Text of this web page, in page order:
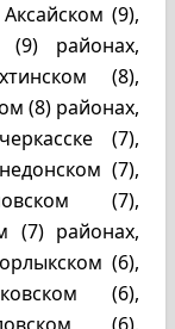
(9),
(9) районах,
(8),
(8) районах,
(7),
(7),
(7),
(7) районах,
(6),
(6),